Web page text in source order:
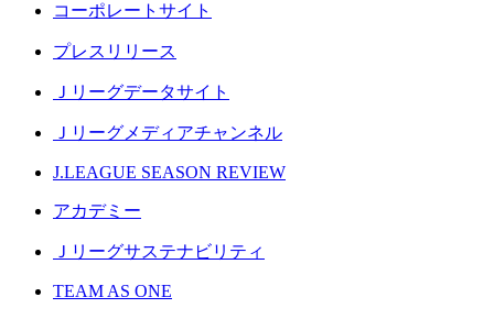
コーポレートサイト
プレスリリース
Ｊリーグデータサイト
Ｊリーグメディアチャンネル
J.LEAGUE SEASON REVIEW
アカデミー
Ｊリーグサステナビリティ
TEAM AS ONE